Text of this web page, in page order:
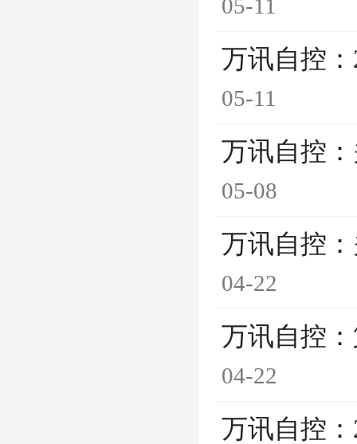
05-11
万讯自控
05-11
万讯自控
05-08
万讯自控
04-22
万讯自控
04-22
万讯自控